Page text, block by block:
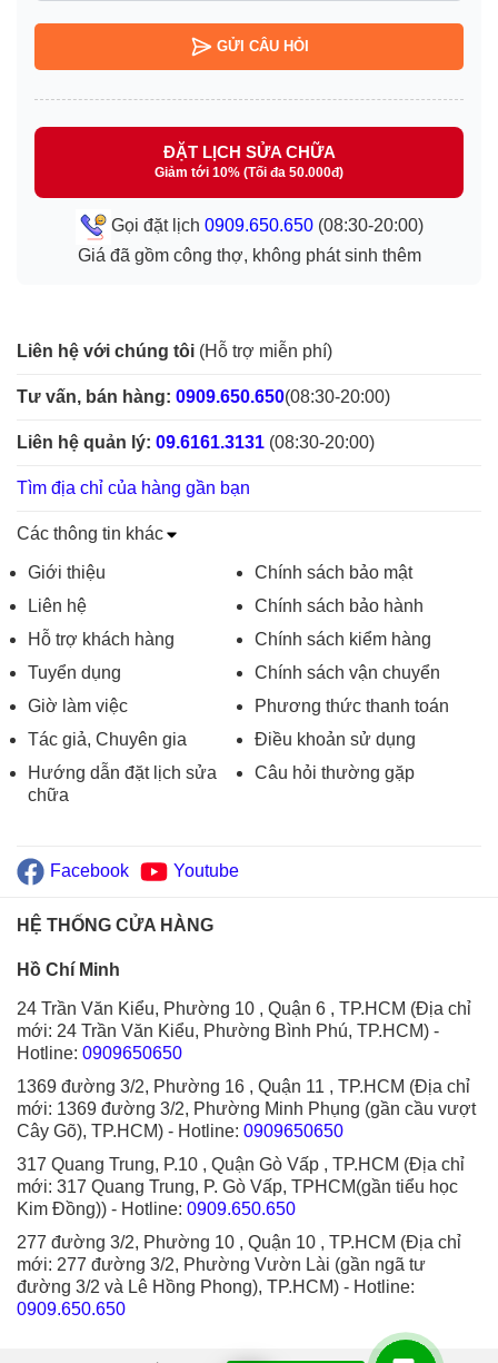
GỬI CÂU HỎI
ĐẶT LỊCH SỬA CHỮA
Giảm tới 10% (Tối đa 50.000đ)
Gọi đặt lịch 0909.650.650(08:30-20:00)
Giá đã gồm công thợ, không phát sinh thêm
Liên hệ với chúng tôi (Hỗ trợ miễn phí)
Tư vấn, bán hàng: 0909.650.650(08:30-20:00)
Liên hệ quản lý: 09.6161.3131 (08:30-20:00)
Tìm địa chỉ của hàng gần bạn
Các thông tin khác
Giới thiệu
Liên hệ
Hỗ trợ khách hàng
Tuyển dụng
Giờ làm việc
Tác giả, Chuyên gia
Hướng dẫn đặt lịch sửa
chữa
Chính sách bảo mật
Chính sách bảo hành
Chính sách kiểm hàng
Chính sách vận chuyển
Phương thức thanh toán
Điều khoản sử dụng
Câu hỏi thường gặp
Facebook Youtube
HỆ THỐNG CỬA HÀNG
Hồ Chí Minh
24 Trần Văn Kiểu, Phường 10 , Quận 6 , TP.HCM (Địa chỉ
mới: 24 Trần Văn Kiểu, Phường Bình Phú, TP.HCM) -
Hotline: 0909650650
1369 đường 3/2, Phường 16 , Quận 11 , TP.HCM (Địa chỉ
mới: 1369 đường 3/2, Phường Minh Phụng (gần cầu vượt
Cây Gõ), TP.HCM) - Hotline: 0909650650
317 Quang Trung, P.10 , Quận Gò Vấp , TP.HCM (Địa chỉ
mới: 317 Quang Trung, P. Gò Vấp, TPHCM(gần tiểu học
Kim Đồng)) - Hotline: 0909.650.650
277 đường 3/2, Phường 10 , Quận 10 , TP.HCM (Địa chỉ
mới: 277 đường 3/2, Phường Vườn Lài (gần ngã tư
đường 3/2 và Lê Hồng Phong), TP.HCM) - Hotline:
0909.650.650